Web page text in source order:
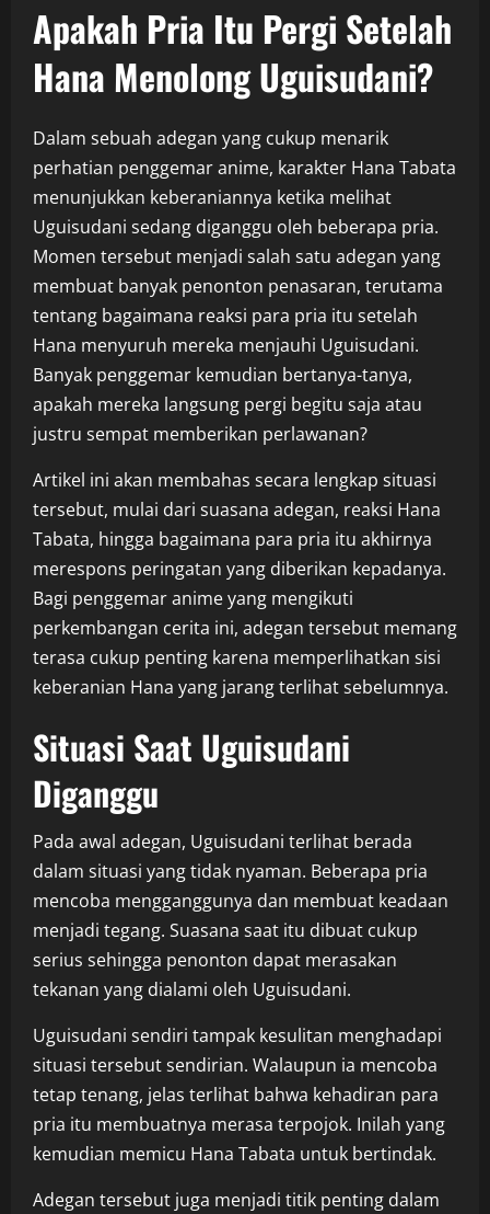
Apakah Pria Itu Pergi Setelah
Hana Menolong Uguisudani?
Dalam sebuah adegan yang cukup menarik
perhatian penggemar anime, karakter Hana Tabata
menunjukkan keberaniannya ketika melihat
Uguisudani sedang diganggu oleh beberapa pria.
Momen tersebut menjadi salah satu adegan yang
membuat banyak penonton penasaran, terutama
tentang bagaimana reaksi para pria itu setelah
Hana menyuruh mereka menjauhi Uguisudani.
Banyak penggemar kemudian bertanya-tanya,
apakah mereka langsung pergi begitu saja atau
justru sempat memberikan perlawanan?
Artikel ini akan membahas secara lengkap situasi
tersebut, mulai dari suasana adegan, reaksi Hana
Tabata, hingga bagaimana para pria itu akhirnya
merespons peringatan yang diberikan kepadanya.
Bagi penggemar anime yang mengikuti
perkembangan cerita ini, adegan tersebut memang
terasa cukup penting karena memperlihatkan sisi
keberanian Hana yang jarang terlihat sebelumnya.
Situasi Saat Uguisudani
Diganggu
Pada awal adegan, Uguisudani terlihat berada
dalam situasi yang tidak nyaman. Beberapa pria
mencoba mengganggunya dan membuat keadaan
menjadi tegang. Suasana saat itu dibuat cukup
serius sehingga penonton dapat merasakan
tekanan yang dialami oleh Uguisudani.
Uguisudani sendiri tampak kesulitan menghadapi
situasi tersebut sendirian. Walaupun ia mencoba
tetap tenang, jelas terlihat bahwa kehadiran para
pria itu membuatnya merasa terpojok. Inilah yang
kemudian memicu Hana Tabata untuk bertindak.
Adegan tersebut juga menjadi titik penting dalam